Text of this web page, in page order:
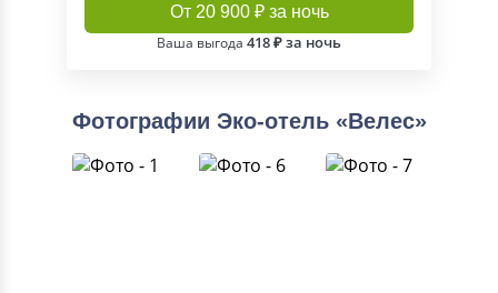
От 20 900 ₽ за ночь
Ваша выгода 418 ₽ за ночь
Фотографии Эко-отель «Велес»